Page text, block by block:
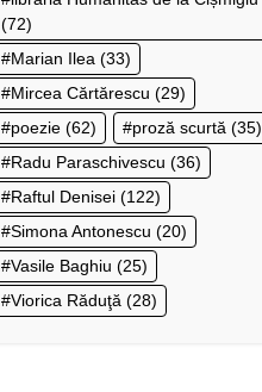
(72)
Marian Ilea (33)
Mircea Cărtărescu (29)
poezie (62) proză scurtă (35)
Radu Paraschivescu (36)
Raftul Denisei (122)
Simona Antonescu (20)
Vasile Baghiu (25)
Viorica Răduţă (28)